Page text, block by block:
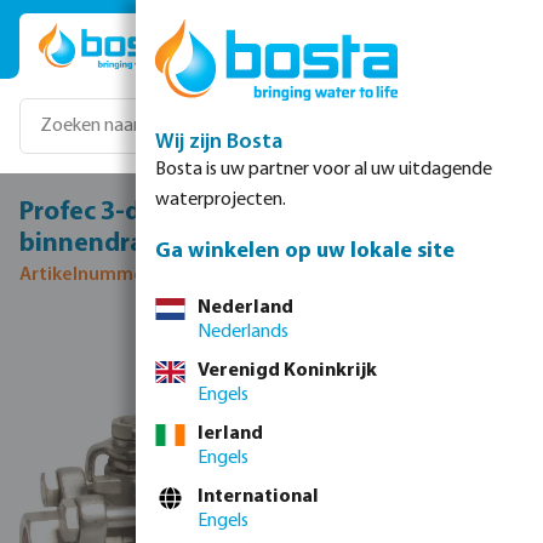
Ga naar de hoofdinhoud
Profec 3-delige kogelkraan RVS 316 1 1/4"
binnendraad 69bar
Artikelnummer 0090956
Afbeeldingengalerij overslaan
Wij zijn Bosta
Bosta is uw partner voor al uw uitdagende
waterprojecten.
Ga winkelen op uw lokale site
Nederland
Nederlands
Verenigd Koninkrijk
Engels
Ierland
Engels
International
Engels